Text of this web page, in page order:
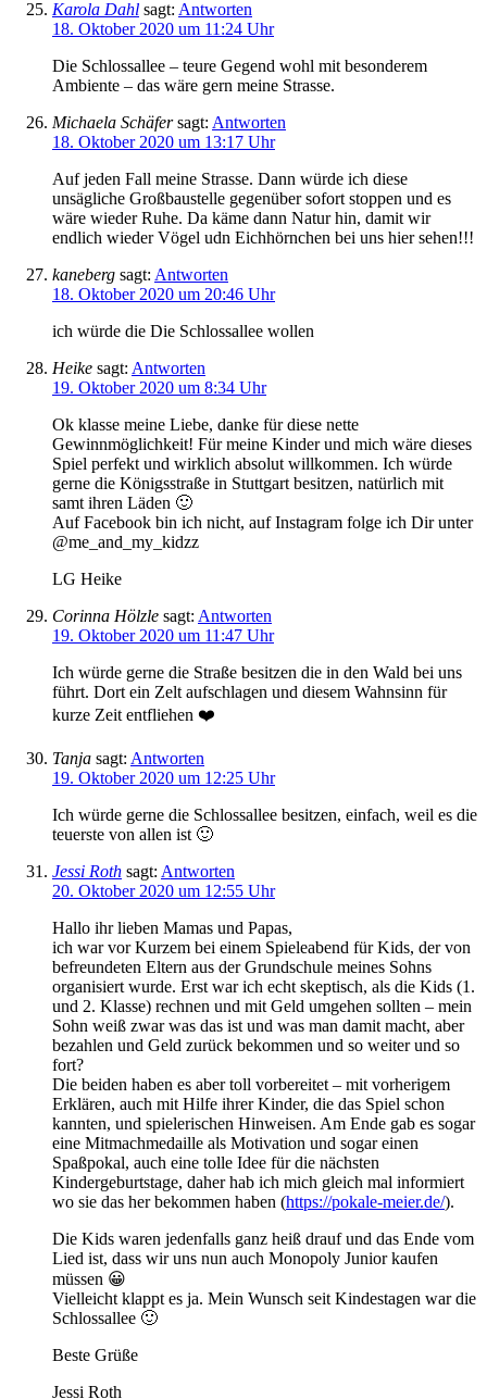
Karola Dahl sagt: Antworten
18. Oktober 2020 um 11:24 Uhr
Die Schlossallee – teure Gegend wohl mit besonderem
Ambiente – das wäre gern meine Strasse.
Michaela Schäfer sagt: Antworten
18. Oktober 2020 um 13:17 Uhr
Auf jeden Fall meine Strasse. Dann würde ich diese
unsägliche Großbaustelle gegenüber sofort stoppen und es
wäre wieder Ruhe. Da käme dann Natur hin, damit wir
endlich wieder Vögel udn Eichhörnchen bei uns hier sehen!!!
kaneberg sagt: Antworten
18. Oktober 2020 um 20:46 Uhr
ich würde die Die Schlossallee wollen
Heike sagt: Antworten
19. Oktober 2020 um 8:34 Uhr
Ok klasse meine Liebe, danke für diese nette
Gewinnmöglichkeit! Für meine Kinder und mich wäre dieses
Spiel perfekt und wirklich absolut willkommen. Ich würde
gerne die Königsstraße in Stuttgart besitzen, natürlich mit
samt ihren Läden 🙂
Auf Facebook bin ich nicht, auf Instagram folge ich Dir unter
@me_and_my_kidzz
LG Heike
Corinna Hölzle sagt: Antworten
19. Oktober 2020 um 11:47 Uhr
Ich würde gerne die Straße besitzen die in den Wald bei uns
führt. Dort ein Zelt aufschlagen und diesem Wahnsinn für
kurze Zeit entfliehen ❤️
Tanja sagt: Antworten
19. Oktober 2020 um 12:25 Uhr
Ich würde gerne die Schlossallee besitzen, einfach, weil es die
teuerste von allen ist 🙂
Jessi Roth sagt: Antworten
20. Oktober 2020 um 12:55 Uhr
Hallo ihr lieben Mamas und Papas,
ich war vor Kurzem bei einem Spieleabend für Kids, der von
befreundeten Eltern aus der Grundschule meines Sohns
organisiert wurde. Erst war ich echt skeptisch, als die Kids (1.
und 2. Klasse) rechnen und mit Geld umgehen sollten – mein
Sohn weiß zwar was das ist und was man damit macht, aber
bezahlen und Geld zurück bekommen und so weiter und so
fort?
Die beiden haben es aber toll vorbereitet – mit vorherigem
Erklären, auch mit Hilfe ihrer Kinder, die das Spiel schon
kannten, und spielerischen Hinweisen. Am Ende gab es sogar
eine Mitmachmedaille als Motivation und sogar einen
Spaßpokal, auch eine tolle Idee für die nächsten
Kindergeburtstage, daher hab ich mich gleich mal informiert
wo sie das her bekommen haben (https://pokale-meier.de/).
Die Kids waren jedenfalls ganz heiß drauf und das Ende vom
Lied ist, dass wir uns nun auch Monopoly Junior kaufen
müssen 😀
Vielleicht klappt es ja. Mein Wunsch seit Kindestagen war die
Schlossallee 🙂
Beste Grüße
Jessi Roth